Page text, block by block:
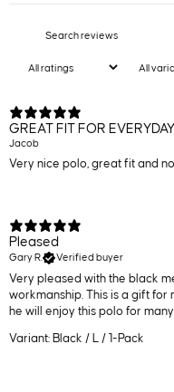
GREAT FIT FOR
Jacob
Very nice polo, great fit and
Pleased
Gary R. Verified buyer
Very pleased with the black
workmanship. This is a gift for
he will enjoy this polo for
Variant: Black / L / 1-Pack